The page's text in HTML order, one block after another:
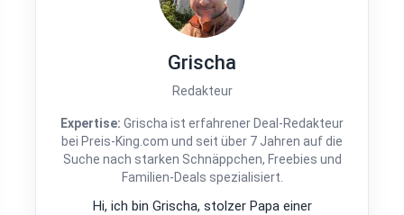
Grischa
Redakteur
Expertise: Grischa ist erfahrener Deal-Redakteur
bei Preis-King.com und seit über 7 Jahren auf die
Suche nach starken Schnäppchen, Freebies und
Familien-Deals spezialisiert.
Hi, ich bin Grischa, stolzer Papa einer